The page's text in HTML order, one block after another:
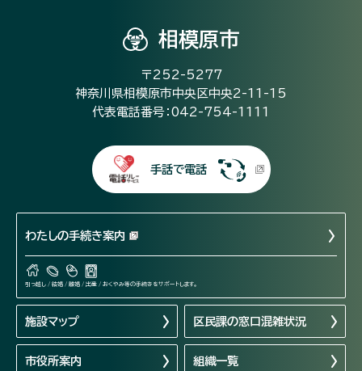
相模原市
〒252-5277
神奈川県相模原市中央区中央2-11-15
代表電話番号：042-754-1111
手話で電話
わたしの手続き案内
引っ越し / 結婚 / 離婚 / 出産 / おくやみ等の手続きをサポートします。
施設マップ 区民課の窓口混雑状況
市役所案内 組織一覧